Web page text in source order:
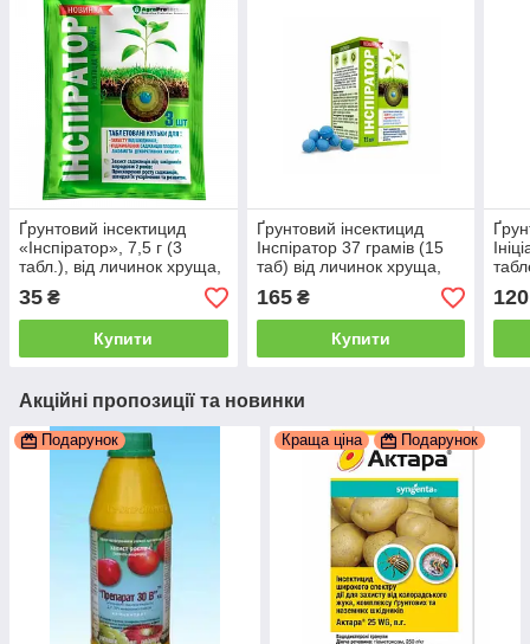
Ґрунтовий інсектицид
«Інспіратор», 7,5 г (3
табл.), від личинок хруща,
дротяника та капустяної
мухи AgroProtection
35 ₴
Купити
Ґрунтовий інсектицид
Інспіратор 37 грамів (15
таб) від личинок хруща,
дроту, капустяної мухи
БелРеаХіт
165₴
Купити
120
Акційні пропозиції та новинки
Подарунок Краща ціна Подарунок